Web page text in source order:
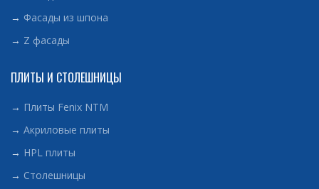
→ Фасады из шпона
→ Z фасады
ПЛИТЫ И СТОЛЕШНИЦЫ
→ Плиты Fenix NTM
→ Акриловые плиты
→ HPL плиты
→ Столешницы